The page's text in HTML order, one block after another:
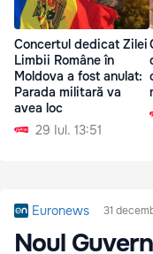
Concertul dedicat Zilei
Limbii Române în
Moldova a fost anulat:
Parada militară va
avea loc
29 Iul. 13:51
Euronews 31
Noul